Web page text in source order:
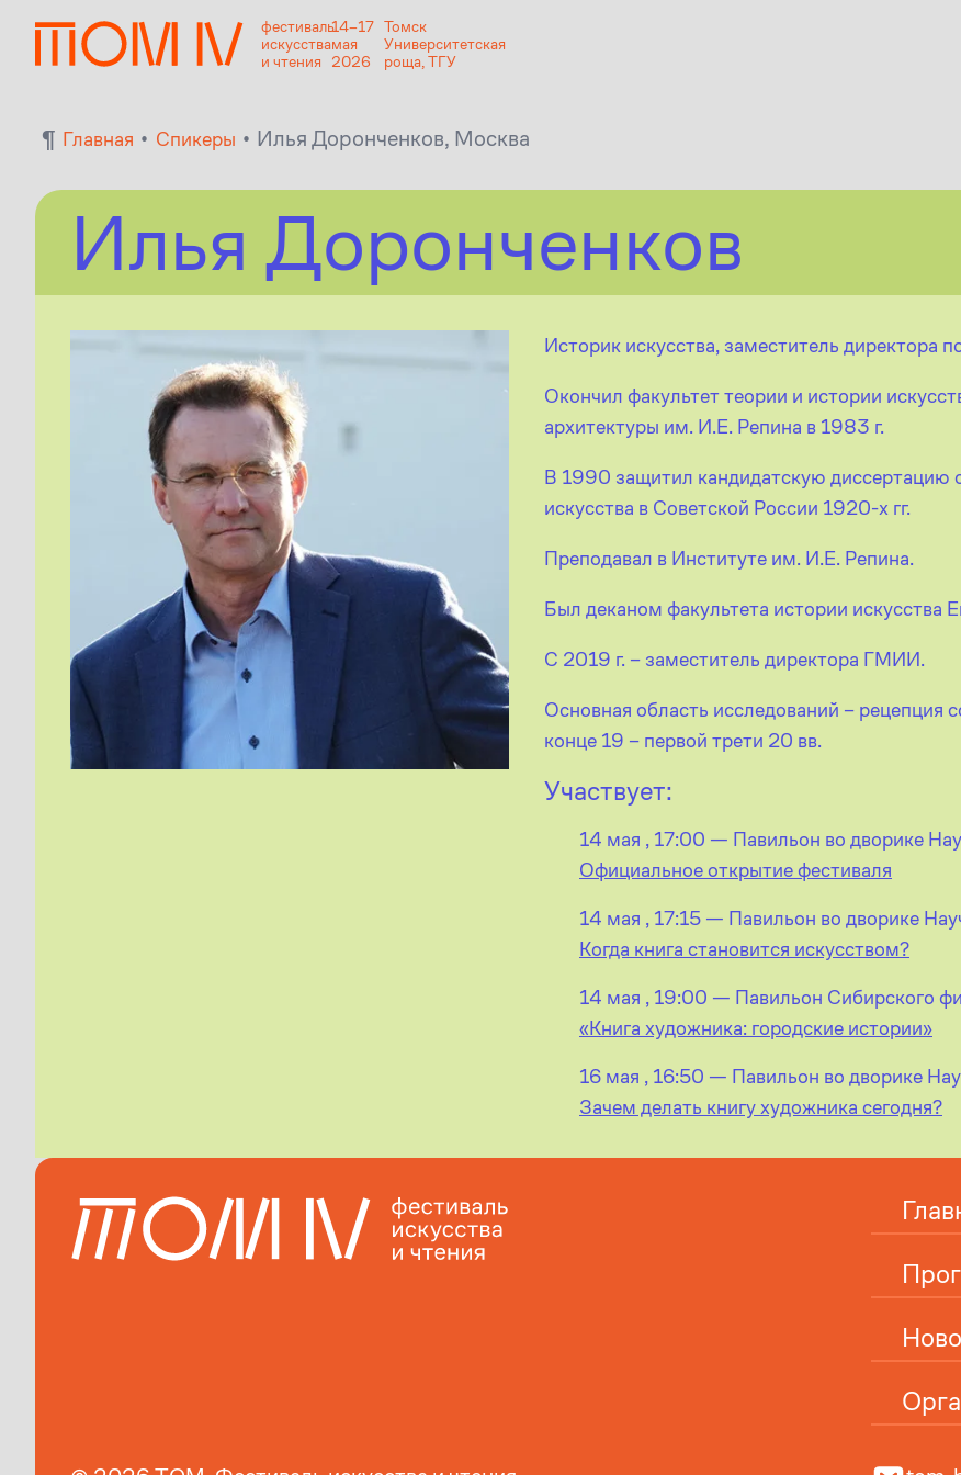
фестиваль
искусства
и чтения
14–17
мая
2026
Томск
Университетская
роща, ТГУ
¶ Главная • Спикеры • Илья Доронченков, Москва
Илья Доронченков
Историк искусства, заместитель
Окончил факультет теории и истории
архитектуры им. И.Е. Репина в 1983 г.
В 1990 защитил кандидатскую диссертацию
искусства в Советской России 1920-х гг.
Преподавал в Институте им. И.Е. Репина.
Был деканом факультета истории искусства
С 2019 г. – заместитель директора ГМИИ.
Основная область исследований – рецепция
конце 19 – первой трети 20 вв.
Участвует:
14 мая , 17:00 — Павильон во дворике
Официальное открытие фестиваля
14 мая , 17:15 — Павильон во дворике
Когда книга становится искусством?
14 мая , 19:00 — Павильон Сибирского
«Книга художника: городские истории»
16 мая , 16:50 — Павильон во дворике
Зачем делать книгу художника сегодня?